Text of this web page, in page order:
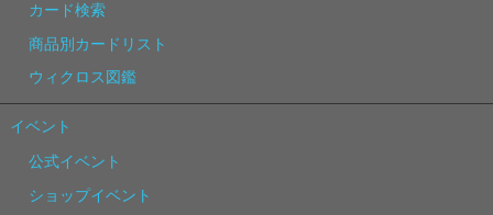
カード検索
商品別カードリスト
ウィクロス図鑑
イベント
公式イベント
ショップイベント